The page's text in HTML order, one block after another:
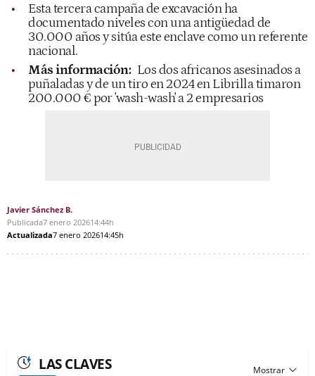
Esta tercera campaña de excavación ha
documentado niveles con una antigüedad de
30.000 años y sitúa este enclave como un referente
nacional.
Más información: Los dos africanos asesinados a
puñaladas y de un tiro en 2024 en Librilla timaron
200.000 € por 'wash-wash' a 2 empresarios
Javier Sánchez B.
Publicada7 enero 202614:44h
Actualizada7 enero 202614:45h
LAS CLAVES